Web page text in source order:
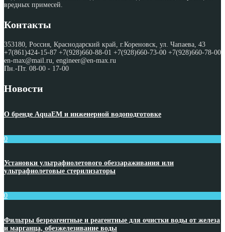
вредных примесей.
Контакты
353180, Россия, Краснодарский край, г.Кореновск, ул. Чапаева, 43
+7(861)424-15-87 +7(928)660-88-01 +7(928)660-73-00 +7(928)660-78-00
en-max@mail.ru, engineer@en-max.ru
Пн.-Пт. 08-00 - 17-00
Новости
О бренде AquaEM и инженерной водоподготовке
0
Установки ультрафиолетового обеззараживания или
ультрафиолетовые стерилизаторы
0
Фильтры безреагентные и реагентные для очистки воды от железа
и марганца, обезжелезивание воды